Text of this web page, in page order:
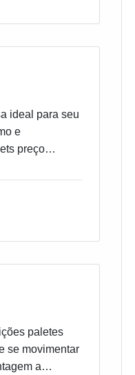
ideal para seu
e
preço
PORTA
em todo
da
paletes
se movimentar
a